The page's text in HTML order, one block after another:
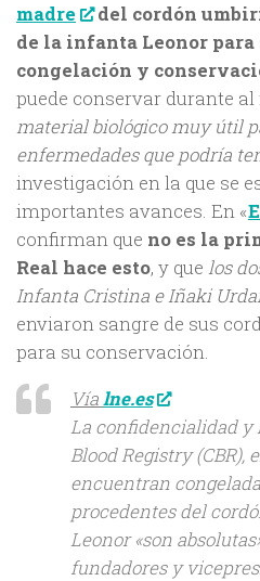
madre
del cordón
de la infanta Leonor para
congelación y
puede conservar durante al
material biológico muy útil
enfermedades que podría
investigación en la que se
importantes avances. En «
confirman que no es la
Real hace esto, y que los
Infanta Cristina e Iñaki
enviaron sangre de sus
para su conservación.
Víalne.es
La confidencialidad y
Blood Registry (CBR),
encuentran
procedentes del
Leonor «son
fundadores y